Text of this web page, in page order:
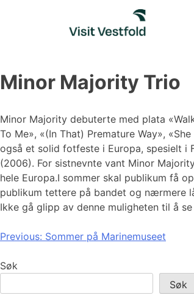
Minor Majority Trio
Minor Majority debuterte med plata
To Me», «(In That) Premature Way»,
også et solid fotfeste i Europa, spesielt i
(2006). For sistnevnte vant Minor
hele Europa.I sommer skal publikum få
publikum tettere på bandet og nærmere
Ikke gå glipp av denne muligheten til å
Innleggsnavigasjon
Previous: Sommer på Marinemuseet
Søk
Søk